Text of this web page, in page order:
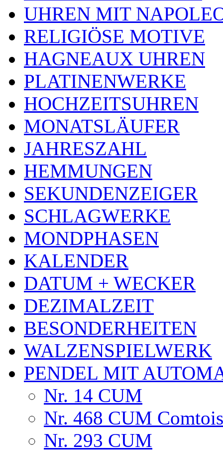
UHREN MIT
RELIGIÖSE MOTIVE
HAGNEAUX UHREN
PLATINENWERKE
HOCHZEITSUHREN
MONATSLÄUFER
JAHRESZAHL
HEMMUNGEN
SEKUNDENZEIGER
SCHLAGWERKE
MONDPHASEN
KALENDER
DATUM + WECKER
DEZIMALZEIT
BESONDERHEITEN
WALZENSPIELWERK
PENDEL MIT
Nr. 14 CUM
Nr. 468 CUM
Nr. 293 CUM